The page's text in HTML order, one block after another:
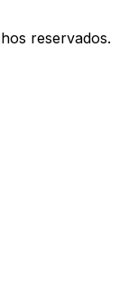
reservados.